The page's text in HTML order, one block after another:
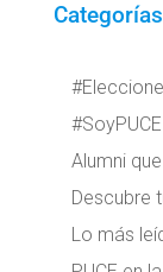
Categorías
#SoyPUCE
Alumni
Descubre
Lo más